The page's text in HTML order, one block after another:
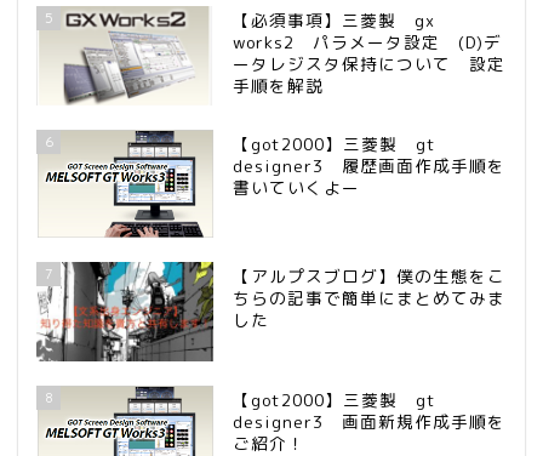
5
【必須事項】三菱製 gx
works2 パラメータ設定 (D)デ
ータレジスタ保持について 設定
手順を解説
6
【got2000】三菱製 gt
designer3 履歴画面作成手順を
書いていくよー
7
【アルプスブログ】僕の生態をこ
ちらの記事で簡単にまとめてみま
した
8
【got2000】三菱製 gt
designer3 画面新規作成手順を
ご紹介！